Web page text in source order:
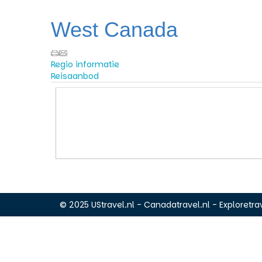
West Canada
Regio informatie
Reisaanbod
© 2025 UStravel.nl - Canadatravel.nl -